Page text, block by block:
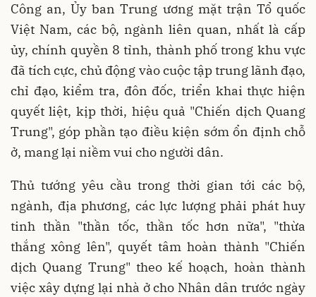
Công an, Ủy ban Trung ương mặt trận Tổ quốc
Việt Nam, các bộ, ngành liên quan, nhất là cấp
ủy, chính quyền 8 tỉnh, thành phố trong khu vực
đã tích cực, chủ động vào cuộc tập trung lãnh đạo,
chỉ đạo, kiểm tra, đôn đốc, triển khai thực hiện
quyết liệt, kịp thời, hiệu quả "Chiến dịch Quang
Trung", góp phần tạo điều kiện sớm ổn định chỗ
ở, mang lại niềm vui cho người dân.
Thủ tướng yêu cầu trong thời gian tới các bộ,
ngành, địa phương, các lực lượng phải phát huy
tinh thần "thần tốc, thần tốc hơn nữa", "thừa
thắng xông lên", quyết tâm hoàn thành "Chiến
dịch Quang Trung" theo kế hoạch, hoàn thành
việc xây dựng lại nhà ở cho Nhân dân trước ngày